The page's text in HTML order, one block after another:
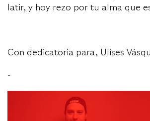
latir, y hoy rezo por tu alma que
Con dedicatoria para, Ulises
-